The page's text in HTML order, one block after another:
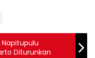
Diturunkan